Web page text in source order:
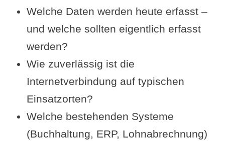
Welche Daten werden heute erfasst –
und welche sollten eigentlich erfasst
werden?
Wie zuverlässig ist die
Internetverbindung auf typischen
Einsatzorten?
Welche bestehenden Systeme
(Buchhaltung, ERP, Lohnabrechnung)